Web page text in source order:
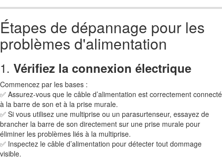
Étapes de dépannage pour les
problèmes d'alimentation
1. Vérifiez la connexion électrique
Commencez par les bases :
✅ Assurez-vous que le câble d’alimentation est correctement connecté
à la barre de son et à la prise murale.
✅ Si vous utilisez une multiprise ou un parasurtenseur, essayez de
brancher la barre de son directement sur une prise murale pour
éliminer les problèmes liés à la multiprise.
✅ Inspectez le câble d’alimentation pour détecter tout dommage
visible.